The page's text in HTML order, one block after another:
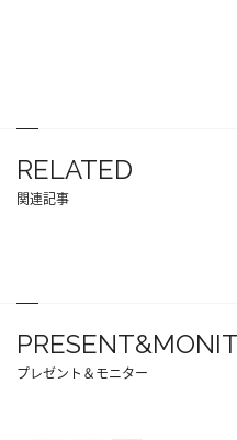
RELATED
関連記事
プレゼント＆モニター